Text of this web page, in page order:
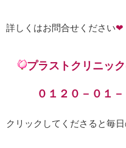
詳しくはお問合せください❤
プラストクリニック
０１２０－０１－
クリックしてくださると毎